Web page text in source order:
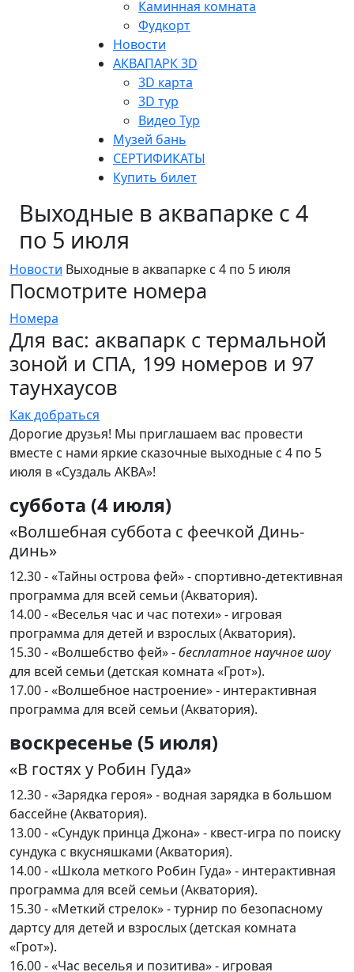
Каминная комната
Фудкорт
Новости
АКВАПАРК 3D
3D карта
3D тур
Видео Тур
Музей бань
СЕРТИФИКАТЫ
Купить билет
Выходные в аквапарке с 4
по 5 июля
Новости Выходные в аквапарке с 4 по 5 июля
Посмотрите номера
Номера
Для вас: аквапарк с термальной
зоной и СПА, 199 номеров и 97
таунхаусов
Как добраться
Дорогие друзья! Мы приглашаем вас провести
вместе с нами яркие сказочные выходные с 4 по 5
июля в «Суздаль АКВА»!
суббота (4 июля)
«Волшебная суббота с феечкой Динь-
динь»
12.30 - «Тайны острова фей» - спортивно-детективная
программа для всей семьи (Акватория).
14.00 - «Веселья час и час потехи» - игровая
программа для детей и взрослых (Акватория).
15.30 - «Волшебство фей» -бесплатное научное шоу
для всей семьи (детская комната «Грот»).
17.00 - «Волшебное настроение» - интерактивная
программа для всей семьи (Акватория).
воскресенье (5 июля)
«В гостях у Робин Гуда»
12.30 - «Зарядка героя» - водная зарядка в большом
бассейне (Акватория).
13.00 - «Сундук принца Джона» - квест-игра по поиску
сундука с вкусняшками (Акватория).
14.00 - «Школа меткого Робин Гуда» - интерактивная
программа для всей семьи (Акватория).
15.30 - «Меткий стрелок» - турнир по безопасному
дартсу для детей и взрослых (детская комната
«Грот»).
16.00 - «Час веселья и позитива» - игровая